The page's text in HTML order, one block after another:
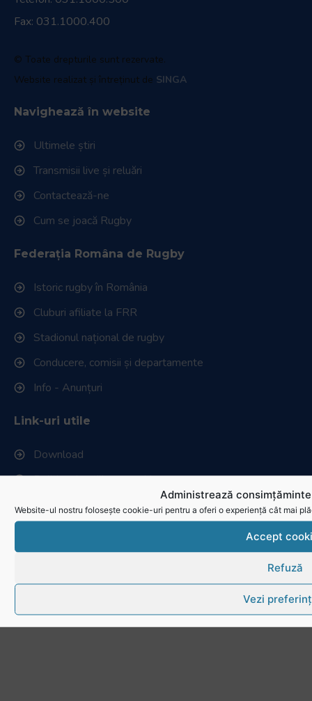
Administrează
Website-ul nostru folosește cookie-uri pentru a oferi o experiență cât mai
Accept
Refuză
Vezi
Fax: 031.1000.400
© Toate drepturile sunt rezervate.
Website realizat și întreținut de SINGA
Navighează în website
Ultimele știri
Transmisii live și reluări
Contactează-ne
Cum se joacă Rugby
Federația Româna de Rugby
Istoric rugby în România
Cluburi afiliate la FRR
Stadionul național de rugby
Conducere, comisii și departamente
Info - Anunțuri
Link-uri utile
Download
Politica de utilizare cookies